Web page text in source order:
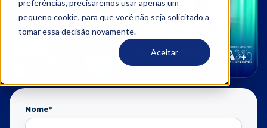
preferências, precisaremos usar apenas um
pequeno cookie, para que você não seja solicitado a
tomar essa decisão novamente.
Aceitar
Nome*